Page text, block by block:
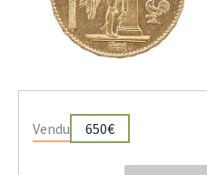
Vendu 650€